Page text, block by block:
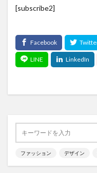
[subscribe2]
ファッション デザイン